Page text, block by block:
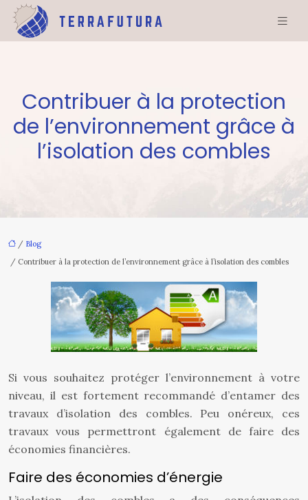
Contribuer à la protection
de l’environnement grâce à
l’isolation des combles
/ Blog
/ Contribuer à la protection de l’environnement grâce à l’isolation des combles
Si vous souhaitez protéger l’environnement à votre
niveau, il est fortement recommandé d’entamer des
travaux d’isolation des combles. Peu onéreux, ces
travaux vous permettront également de faire des
économies financières.
Faire des économies d’énergie